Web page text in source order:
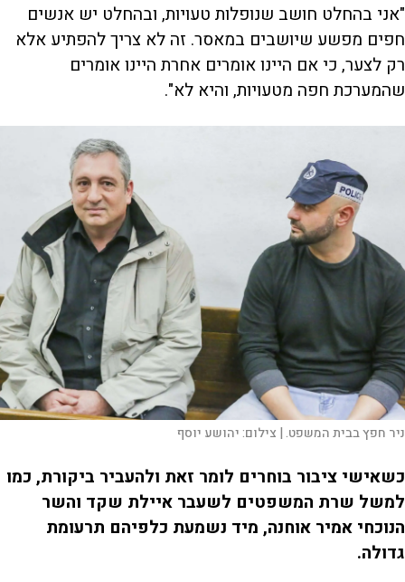
"אני בהחלט חושב שנופלות טעויות, ובהחלט יש אנשים
חפים מפשע שיושבים במאסר. זה לא צריך להפתיע אלא
רק לצער, כי אם היינו אומרים אחרת היינו אומרים
שהמערכת חפה מטעויות, והיא לא".
ניר חפץ בבית המשפט. | צילום:יהושע יוסף
כשאישי ציבור בוחרים לומר זאת ולהעביר ביקורת, כמו
למשל שרת המשפטים לשעבר איילת שקד והשר
הנוכחי אמיר אוחנה, מיד נשמעת כלפיהם תרעומת
גדולה.